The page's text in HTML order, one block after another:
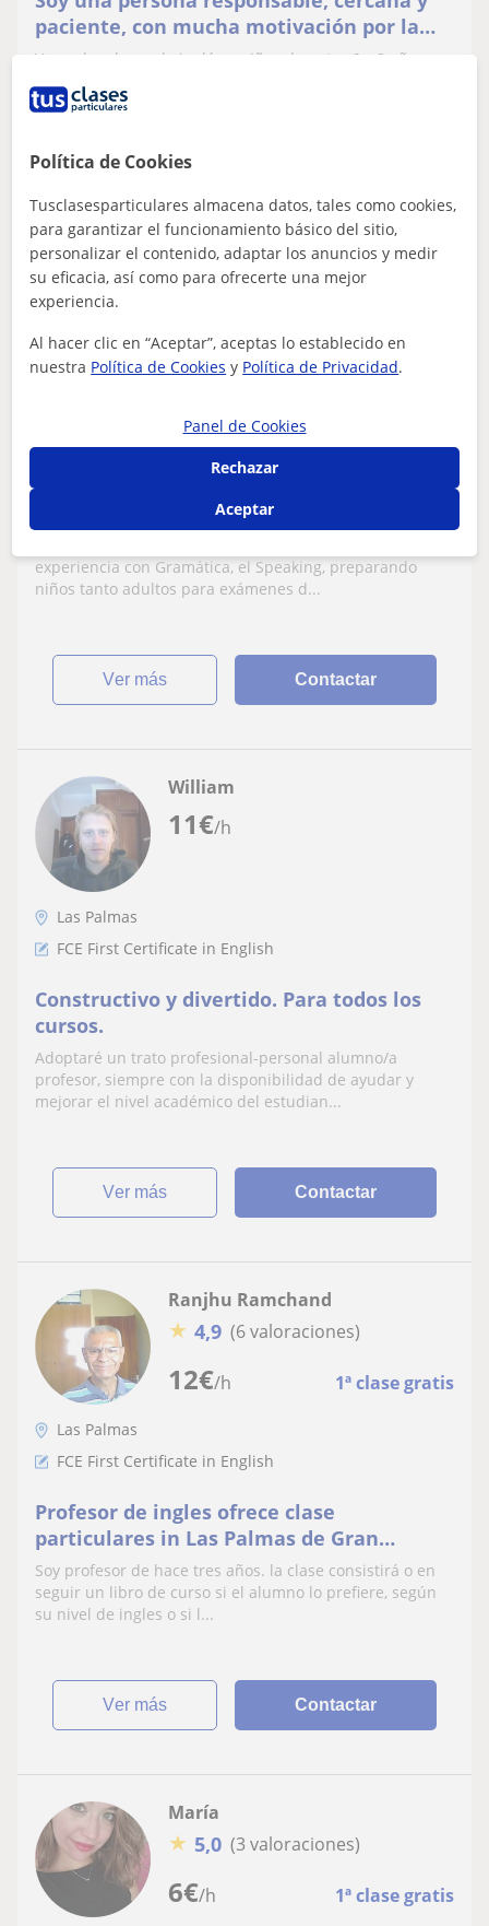
paciente, con mucha motivación por la
enseñanza y por acompañar a los niños de
Voy a dar clases de inglés a niños de entre 6 y 8 años,
canciones, actividades visuales y...
6€
5,0 (1 valoraciones)
FCE First Certificate in English
Doy clases de Ingles todos los niveles
experiencia con Gramática, el Speaking, preparando
niños tanto adultos para exámenes d...
ver más Contactar
11€/h
William
Las Palmas
FCE First Certificate in English
Constructivo y divertido. Para todos los
cursos.
Adoptaré un trato profesional-personal alumno/a
profesor, siempre con la disponibilidad de ayudar y
mejorar el nivel académico del estudian...
ver más Contactar
12€/h 1ª clase gratis
Ranjhu Ramchand
★ 4,9 (6 valoraciones)
Las Palmas
FCE First Certificate in English
Profesor de ingles ofrece clase
particulares in Las Palmas de Gran
Canaria. Las clases se dan on-line o
presenciales. La metodología incluye usar
ejercicios de conversación o vocabulario
Soy profesor de hace tres años. la clase consistirá o en
seguir un libro de curso si el alumno lo prefiere, según
su nivel de ingles o si l...
ver más Contactar
6€/h 1ª clase gratis
María
★ 5,0 (3 valoraciones)
Política de Cookies
Tusclasesparticulares almacena datos, tales como cookies,
para garantizar el funcionamiento básico del sitio,
personalizar el contenido, adaptar los anuncios y medir
su eficacia, así como para ofrecerte una mejor
experiencia.
Al hacer clic en “Aceptar”, aceptas lo establecido en
nuestra Política de Cookies y Política de Privacidad.
Panel de Cookies
Rechazar
Aceptar